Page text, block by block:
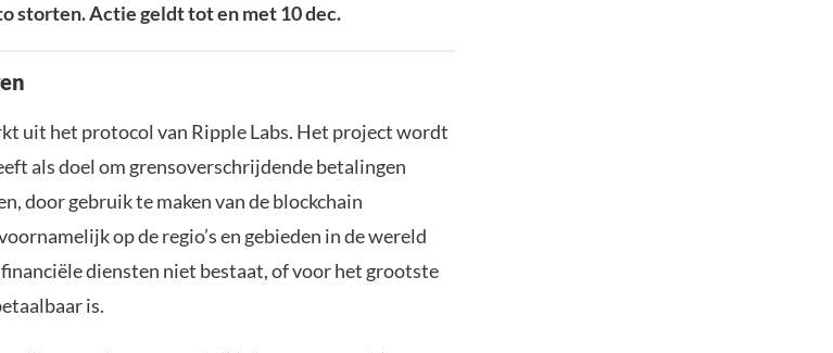
storten. Actie geldt tot en met 10 dec.
uit het protocol van Ripple Labs. Het project wordt
als doel om grensoverschrijdende betalingen
door gebruik te maken van de blockchain
op de regio’s en gebieden in de wereld
diensten niet bestaat, of voor het grootste
is.